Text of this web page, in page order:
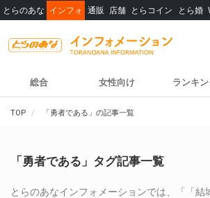
とらのあな インフォ 通販 店舗 とらコイン とら婚
総合 女性向け ランキ
TOP 「勇者である」の記事一覧
「勇者である」タグ記事一覧
とらのあなインフォメーションでは、「「結